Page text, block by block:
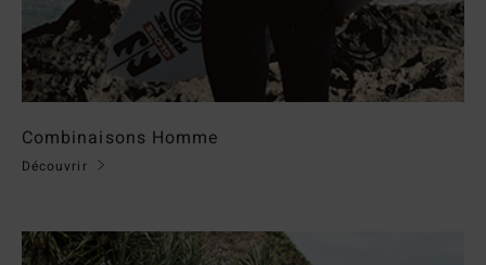
Combinaisons Homme
Découvrir